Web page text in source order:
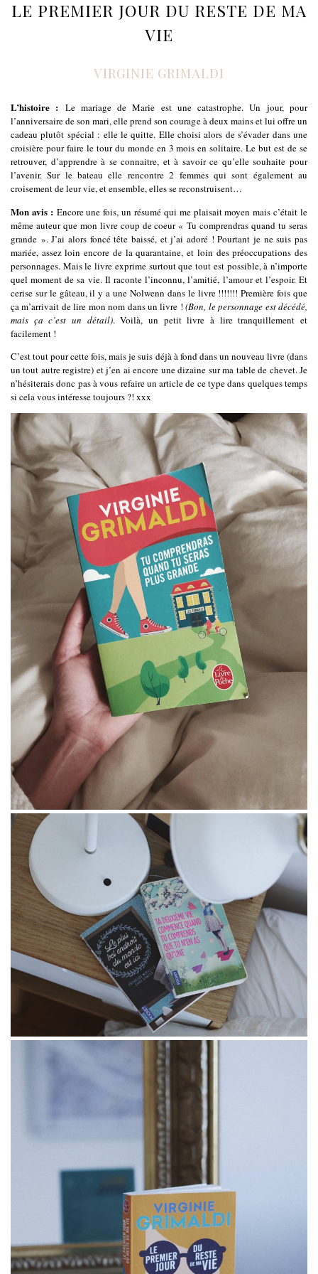
LE PREMIER JOUR DU RESTE DE MA
VIE
VIRGINIE GRIMALDI
L’histoire : Le mariage de Marie est une catastrophe. Un jour, pour
l’anniversaire de son mari, elle prend son courage à deux mains et lui offre un
cadeau plutôt spécial : elle le quitte. Elle choisi alors de s’évader dans une
croisière pour faire le tour du monde en 3 mois en solitaire. Le but est de se
retrouver, d’apprendre à se connaitre, et à savoir ce qu’elle souhaite pour
l’avenir. Sur le bateau elle rencontre 2 femmes qui sont également au
croisement de leur vie, et ensemble, elles se reconstruisent…
Mon avis :Encore une fois, un résumé qui me plaisait moyen mais c’était le
même auteur que mon livre coup de coeur « Tu comprendras quand tu seras
grande ». J’ai alors foncé tête baissé, et j’ai adoré ! Pourtant je ne suis pas
mariée, assez loin encore de la quarantaine, et loin des préoccupations des
personnages. Mais le livre exprime surtout que tout est possible, à n’importe
quel moment de sa vie. Il raconte l’inconnu, l’amitié, l’amour et l’espoir. Et
cerise sur le gâteau, il y a une Nolwenn dans le livre !!!!!!! Première fois que
ça m’arrivait de lire mon nom dans un livre !(Bon, le personnage est décédé,
mais ça c’est un détail). Voilà, un petit livre à lire tranquillement et
facilement !
C’est tout pour cette fois, mais je suis déjà à fond dans un nouveau livre (dans
un tout autre registre) et j’en ai encore une dizaine sur ma table de chevet. Je
n’hésiterais donc pas à vous refaire un article de ce type dans quelques temps
si cela vous intéresse toujours ?! xxx